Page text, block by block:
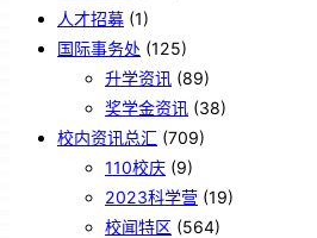
人才招募 (1)
国际事务处 (125)
升学资讯 (89)
奖学金资讯 (38)
校内资讯总汇 (709)
110校庆 (9)
2023科学营 (19)
校闻特区 (564)